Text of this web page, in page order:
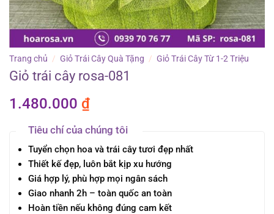
Trang chủ / Giỏ Trái Cây Quà Tặng / Giỏ Trái Cây Từ 1-2 Triệu
Giỏ trái cây rosa-081
1.480.000 ₫
Tiêu chí của chúng tôi
Tuyển chọn hoa và trái cây tươi đẹp nhất
Thiết kế đẹp, luôn bắt kịp xu hướng
Giá hợp lý, phù hợp mọi ngân sách
Giao nhanh 2h – toàn quốc an toàn
Hoàn tiền nếu không đúng cam kết